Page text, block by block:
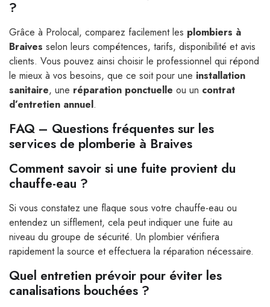
?
Grâce à Prolocal, comparez facilement les plombiers à
Braives selon leurs compétences, tarifs, disponibilité et avis
clients. Vous pouvez ainsi choisir le professionnel qui répond
le mieux à vos besoins, que ce soit pour une installation
sanitaire, une réparation ponctuelle ou un contrat
d’entretien annuel.
FAQ – Questions fréquentes sur les
services de plomberie à Braives
Comment savoir si une fuite provient du
chauffe-eau ?
Si vous constatez une flaque sous votre chauffe-eau ou
entendez un sifflement, cela peut indiquer une fuite au
niveau du groupe de sécurité. Un plombier vérifiera
rapidement la source et effectuera la réparation nécessaire.
Quel entretien prévoir pour éviter les
canalisations bouchées ?